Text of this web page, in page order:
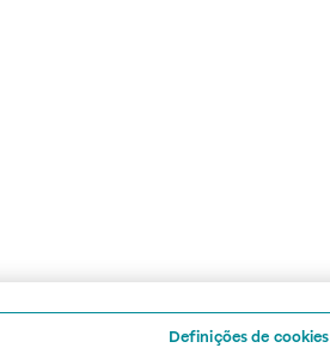
Definições de cookies